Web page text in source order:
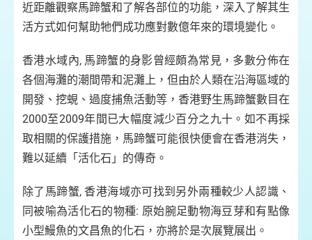
近距離觀察馬蹄蟹和了解各部位的功能，深入了解其生
活方式如何幫助牠們成功應對數億年來的環境變化。
香港水域內, 馬蹄蟹的身影曾經頗為常見，多數分佈在
各個海灘的潮間帶和泥灘上，但由於人類在沿海區域的
開發、挖蜆、過度捕魚活動等，香港野生馬蹄蟹數目在
2000至2009年間已大幅度減少百分之九十。如不再採
取相關的保護措施，馬蹄蟹可能很快便會在香港消失，
難以延續「活化石」的傳奇。
除了馬蹄蟹, 香港海域亦可找到另外兩種較少人認識、
同被喻為活化石的物種: 原始腕足動物海豆芽和有點像
小型鰻魚的文昌魚的化石，亦將於是次展覽展出。